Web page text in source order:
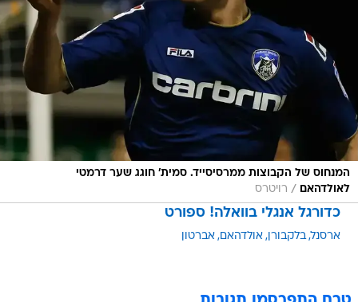
המנחוס של הקבוצות ממרסיסייד. סמית' חוגג שער דרמטי
לאולדהאם
/ רויטרס
כדורגל אנגלי בוואלה! ספורט
ארסנל בלקבורן אולדהאם אברטון